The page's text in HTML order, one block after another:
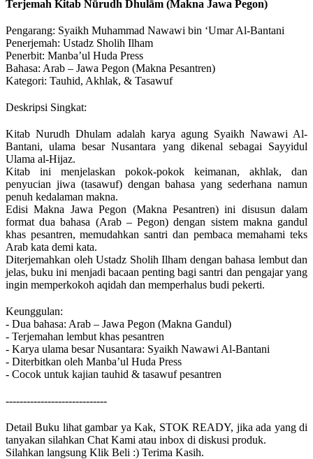
Terjemah Kitab Nūrudh Dhulām (Makna Jawa Pegon)
Pengarang: Syaikh Muhammad Nawawi bin ‘Umar Al-Bantani
Penerjemah: Ustadz Sholih Ilham
Penerbit: Manba’ul Huda Press
Bahasa: Arab – Jawa Pegon (Makna Pesantren)
Kategori: Tauhid, Akhlak, & Tasawuf
Deskripsi Singkat:
Kitab Nurudh Dhulam adalah karya agung Syaikh Nawawi Al-
Bantani, ulama besar Nusantara yang dikenal sebagai Sayyidul
Ulama al-Hijaz.
Kitab ini menjelaskan pokok-pokok keimanan, akhlak, dan
penyucian jiwa (tasawuf) dengan bahasa yang sederhana namun
penuh kedalaman makna.
Edisi Makna Jawa Pegon (Makna Pesantren) ini disusun dalam
format dua bahasa (Arab – Pegon) dengan sistem makna gandul
khas pesantren, memudahkan santri dan pembaca memahami teks
Arab kata demi kata.
Diterjemahkan oleh Ustadz Sholih Ilham dengan bahasa lembut dan
jelas, buku ini menjadi bacaan penting bagi santri dan pengajar yang
ingin memperkokoh aqidah dan memperhalus budi pekerti.
Keunggulan:
- Dua bahasa: Arab – Jawa Pegon (Makna Gandul)
- Terjemahan lembut khas pesantren
- Karya ulama besar Nusantara: Syaikh Nawawi Al-Bantani
- Diterbitkan oleh Manba’ul Huda Press
- Cocok untuk kajian tauhid & tasawuf pesantren
-----------------------------
Detail Buku lihat gambar ya Kak, STOK READY, jika ada yang di
tanyakan silahkan Chat Kami atau inbox di diskusi produk.
Silahkan langsung Klik Beli :) Terima Kasih.